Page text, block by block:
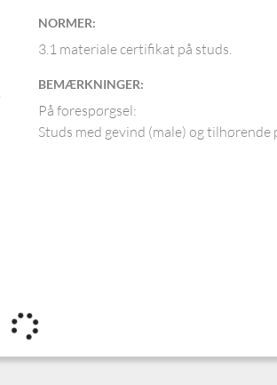
NORMER:
3.1 materiale certifikat på studs.
BEMÆRKNINGER:
På forespørgsel:
Studs med gevind (male) og tilhørende